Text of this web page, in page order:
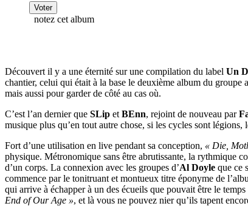
notez cet album
Découvert il y a une éternité sur une compilation du label Un
chantier, celui qui était à la base le deuxième album du groupe
mais aussi pour garder de côté au cas où.
C’est l’an dernier que SLip et BEnn, rejoint de nouveau par
musique plus qu’en tout autre chose, si les cycles sont
Fort d’une utilisation en live pendant sa conception, « Die,
physique. Métronomique sans être abrutissante, la rythmique
d’un corps. La connexion avec les groupes d’Al Doyle que ce
commence par le tonitruant et montueux titre éponyme de
qui arrive à échapper à un des écueils que pouvait être le
End of Our Age », et là vous ne pouvez nier qu’ils tapent